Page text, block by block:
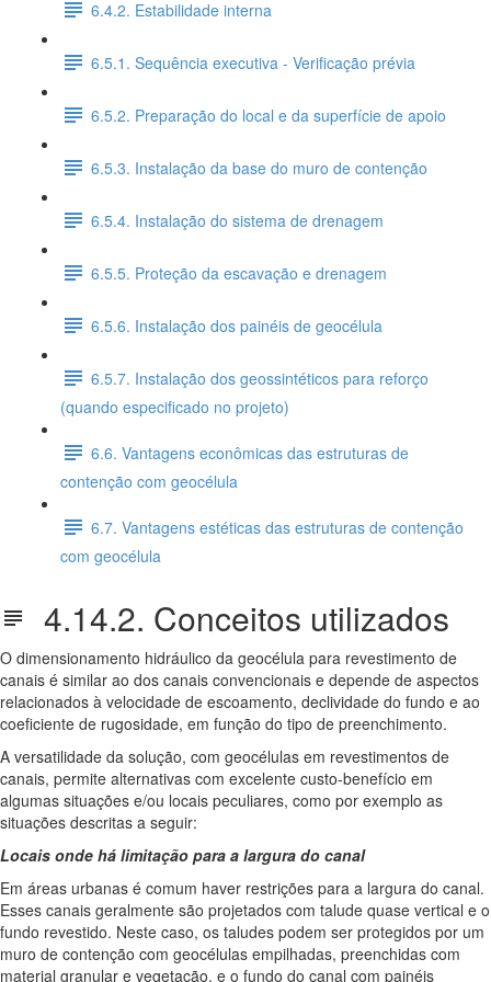
6.4.2. Estabilidade interna
6.5.1. Sequência executiva - Verificação prévia
6.5.2. Preparação do local e da superfície de apoio
6.5.3. Instalação da base do muro de contenção
6.5.4. Instalação do sistema de drenagem
6.5.5. Proteção da escavação e drenagem
6.5.6. Instalação dos painéis de geocélula
6.5.7. Instalação dos geossintéticos para reforço
(quando especificado no projeto)
6.6. Vantagens econômicas das estruturas de
contenção com geocélula
6.7. Vantagens estéticas das estruturas de contenção
com geocélula
4.14.2. Conceitos utilizados
O dimensionamento hidráulico da geocélula para revestimento de
canais é similar ao dos canais convencionais e depende de aspectos
relacionados à velocidade de escoamento, declividade do fundo e ao
coeficiente de rugosidade, em função do tipo de preenchimento.
A versatilidade da solução, com geocélulas em revestimentos de
canais, permite alternativas com excelente custo-benefício em
algumas situações e/ou locais peculiares, como por exemplo as
situações descritas a seguir:
Locais onde há limitação para a largura do canal
Em áreas urbanas é comum haver restrições para a largura do canal.
Esses canais geralmente são projetados com talude quase vertical e o
fundo revestido. Neste caso, os taludes podem ser protegidos por um
muro de contenção com geocélulas empilhadas, preenchidas com
material granular e vegetação, e o fundo do canal com painéis